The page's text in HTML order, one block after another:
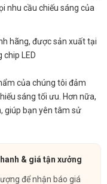
nhu cầu chiếu sáng của
hãng, được sản xuất tại
LED
của chúng tôi đảm
sáng tối ưu. Hơn nữa,
giúp bạn yên tâm sử
& giá tận xưởng
để nhận báo giá